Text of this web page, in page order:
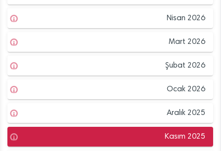
Nisan 2026
Mart 2026
Şubat 2026
Ocak 2026
Aralık 2025
Kasım 2025